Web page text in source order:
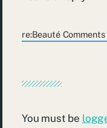
re:Beauté Comments
You must be